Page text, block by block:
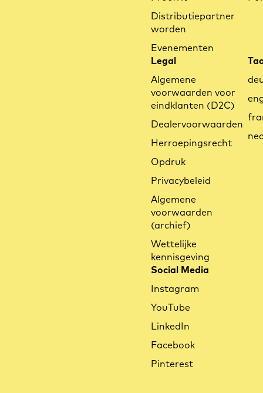
Distributiepartner
worden
Evenementen
Legal
Algemene
voorwaarden voor
eindklanten (D2C)
Dealervoorwaarden
Herroepingsrecht
Opdruk
Privacybeleid
Algemene
voorwaarden
(archief)
Wettelijke
kennisgeving
Social Media
Instagram
YouTube
LinkedIn
Facebook
Pinterest